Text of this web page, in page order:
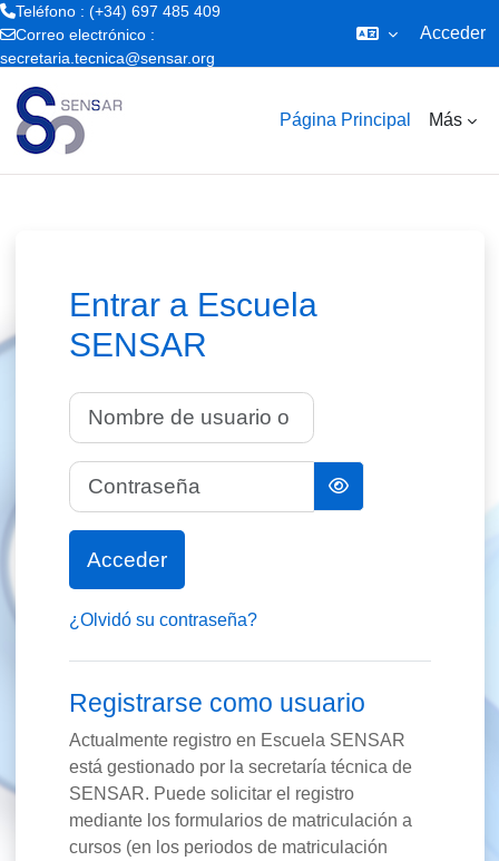
Teléfono : (+34) 697 485 409
Correo electrónico :
secretaria.tecnica@sensar.org
Acceder
Página Principal Más
Entrar a Escuela
SENSAR
Nombre de usuario o correo electrónico
Contraseña
Acceder
¿Olvidó su contraseña?
Registrarse como usuario
Actualmente registro en Escuela SENSAR
está gestionado por la secretaría técnica de
SENSAR. Puede solicitar el registro
mediante los formularios de matriculación a
cursos (en los periodos de matriculación